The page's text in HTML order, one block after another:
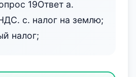
19Ответ a.
c. налог на землю;
налог;